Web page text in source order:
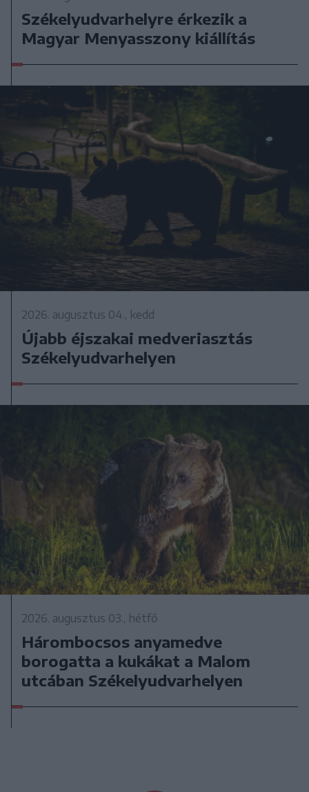
Székelyudvarhelyre érkezik a
Magyar Menyasszony kiállítás
2026. augusztus 04., kedd
Újabb éjszakai medveriasztás
Székelyudvarhelyen
2026. augusztus 03., hétfő
Hárombocsos anyamedve
borogatta a kukákat a Malom
utcában Székelyudvarhelyen